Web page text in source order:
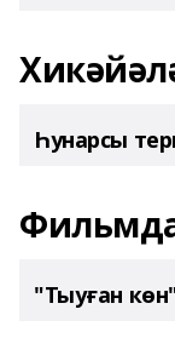
Һунарсы
"Тыуған